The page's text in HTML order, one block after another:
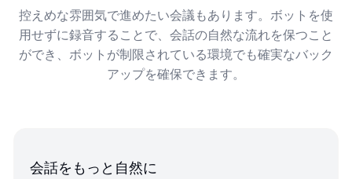
控えめな雰囲気で進めたい会議もあります。ボットを使
用せずに録音することで、会話の自然な流れを保つこと
ができ、ボットが制限されている環境でも確実なバック
アップを確保できます。
会話をもっと自然に